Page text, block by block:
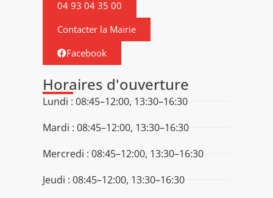
04 93 04 35 00
Contacter la Mairie
Facebook
Horaires d'ouverture
Lundi : 08:45–12:00, 13:30–16:30
Mardi : 08:45–12:00, 13:30–16:30
Mercredi : 08:45–12:00, 13:30–16:30
Jeudi : 08:45–12:00, 13:30–16:30